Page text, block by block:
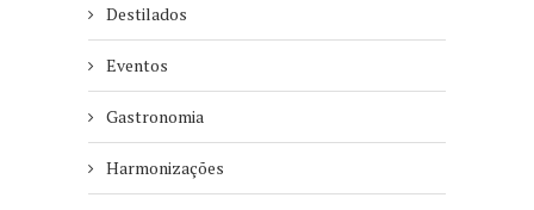
Destilados
Eventos
Gastronomia
Harmonizações